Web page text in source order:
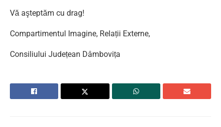
Vă aşteptăm cu drag!
Compartimentul Imagine, Relații Externe,
Consiliului Județean Dâmbovița